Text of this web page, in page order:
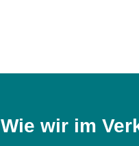
Wie wir im